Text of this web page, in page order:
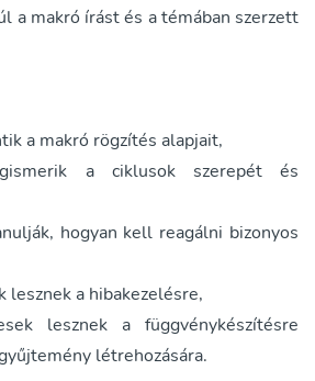
a makró írást és a témában szerzett
a makró rögzítés alapjait,
a ciklusok szerepét és
hogyan kell reagálni bizonyos
lesznek a hibakezelésre,
lesznek a függvénykészítésre
létrehozására.